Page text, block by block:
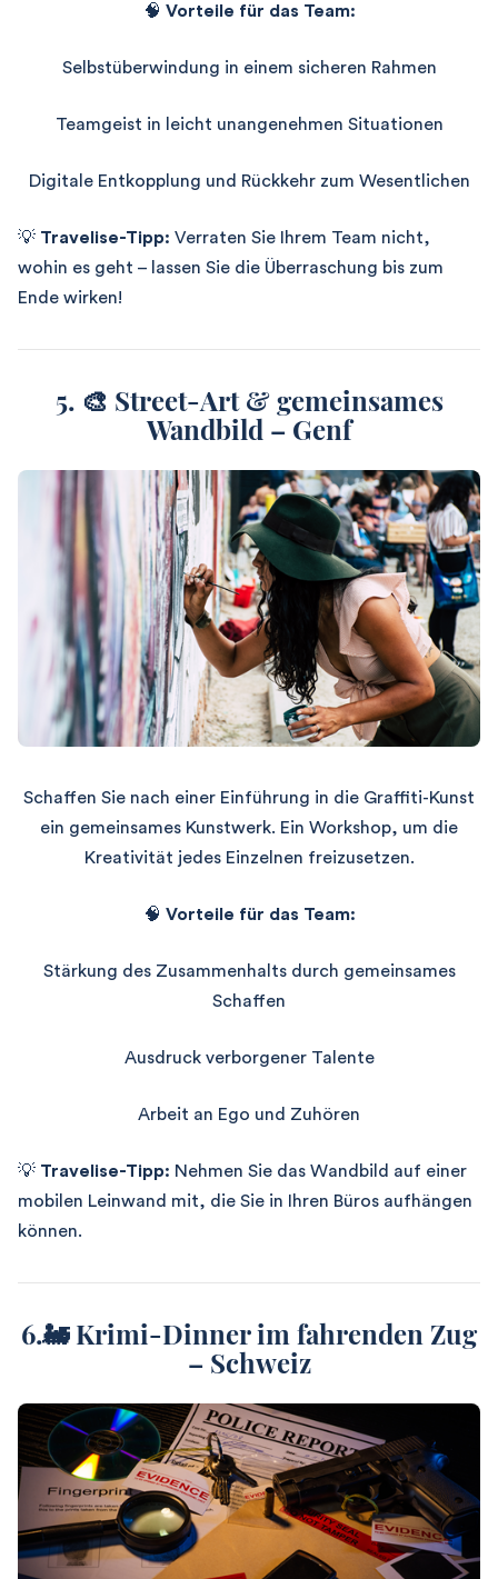
🧠 Vorteile für das Team:
Selbstüberwindung in einem sicheren Rahmen
Teamgeist in leicht unangenehmen Situationen
Digitale Entkopplung und Rückkehr zum Wesentlichen
💡 Travelise-Tipp: Verraten Sie Ihrem Team nicht,
wohin es geht – lassen Sie die Überraschung bis zum
Ende wirken!
5. 🎨 Street-Art & gemeinsames
Wandbild – Genf
Schaffen Sie nach einer Einführung in die Graffiti-Kunst
ein gemeinsames Kunstwerk. Ein Workshop, um die
Kreativität jedes Einzelnen freizusetzen.
🧠 Vorteile für das Team:
Stärkung des Zusammenhalts durch gemeinsames
Schaffen
Ausdruck verborgener Talente
Arbeit an Ego und Zuhören
💡 Travelise-Tipp: Nehmen Sie das Wandbild auf einer
mobilen Leinwand mit, die Sie in Ihren Büros aufhängen
können.
6.🚂 Krimi-Dinner im fahrenden Zug
– Schweiz